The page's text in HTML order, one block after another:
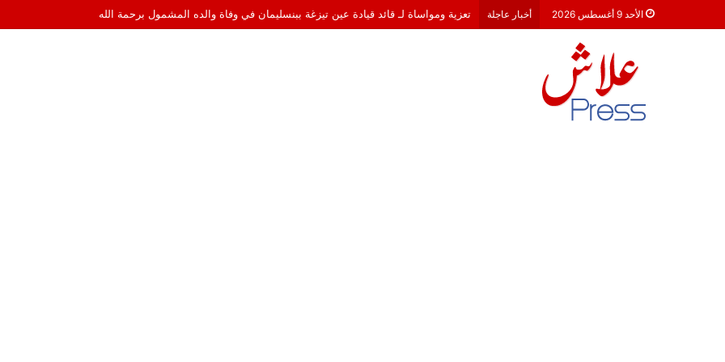
الأحد 9 أغسطس 2026 أخبار عاجلة تعزية ومواساة لـ قائد قيادة عين تيزغة ببنسليمان في وفاة والده المشمول برحمة الله